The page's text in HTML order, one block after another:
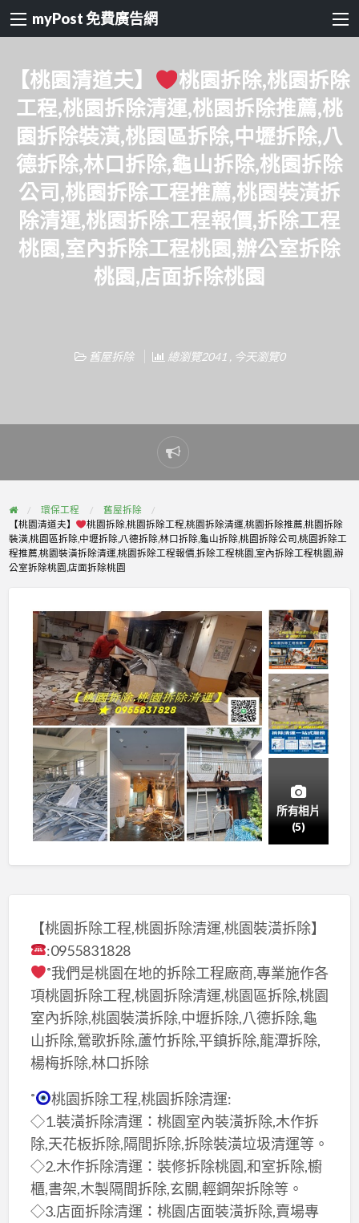
myPost 免費廣告網
【桃園清道夫】
桃園拆除,桃園拆除
工程,桃園拆除清運,桃園拆除推薦,桃
園拆除裝潢,桃園區拆除,中壢拆除,八
德拆除,林口拆除,龜山拆除,桃園拆除
公司,桃園拆除工程推薦,桃園裝潢拆
除清運,桃園拆除工程報價,拆除工程
桃園,室內拆除工程桃園,辦公室拆除
桃園,店面拆除桃園
舊屋拆除 總瀏覽2041 , 今天瀏覽0
Report
problem
環保工程
舊屋拆除
【桃園清道夫】
桃園拆除,桃園拆除工程,桃園拆除清運,桃園拆除推薦,桃園拆除
裝潢,桃園區拆除,中壢拆除,八德拆除,林口拆除,龜山拆除,桃園拆除公司,桃園拆除工
程推薦,桃園裝潢拆除清運,桃園拆除工程報價,拆除工程桃園,室內拆除工程桃園,辦
公室拆除桃園,店面拆除桃園
所有相片
(5)
【桃園拆除工程,桃園拆除清運,桃園裝潢拆除】
:0955831828
˚我們是桃園在地的拆除工程廠商,專業施作各
項桃園拆除工程,桃園拆除清運,桃園區拆除,桃園
室內拆除,桃園裝潢拆除,中壢拆除,八德拆除,龜
山拆除,鶯歌拆除,蘆竹拆除,平鎮拆除,龍潭拆除,
楊梅拆除,林口拆除
˚
桃園拆除工程,桃園拆除清運:
◇1.裝潢拆除清運：桃園室內裝潢拆除,木作拆
除,天花板拆除,隔間拆除,拆除裝潢垃圾清運等。
◇2.木作拆除清運：裝修拆除桃園,和室拆除,櫥
櫃,書架,木製隔間拆除,玄關,輕鋼架拆除等。
◇3.店面拆除清運：桃園店面裝潢拆除,賣場專